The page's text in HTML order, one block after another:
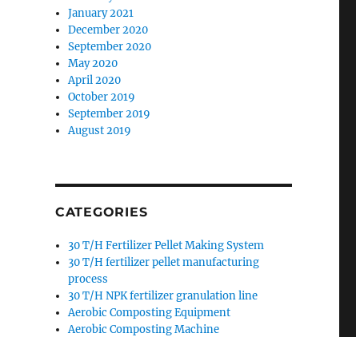
January 2021
December 2020
September 2020
May 2020
April 2020
October 2019
September 2019
August 2019
CATEGORIES
30 T/H Fertilizer Pellet Making System
30 T/H fertilizer pellet manufacturing
process
30 T/H NPK fertilizer granulation line
Aerobic Composting Equipment
Aerobic Composting Machine